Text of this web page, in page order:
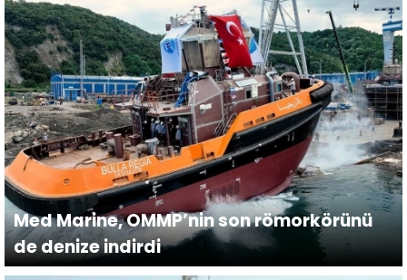
Med Marine, OMMP’nin son römorkörünü
de denize indirdi